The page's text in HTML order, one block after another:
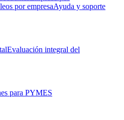
por empresaAyuda y soporte
Evaluación integral del
para PYMES